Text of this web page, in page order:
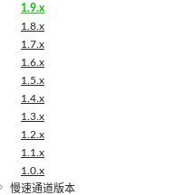
1.9.x
1.8.x
1.7.x
1.6.x
1.5.x
1.4.x
1.3.x
1.2.x
1.1.x
1.0.x
慢速通道版本